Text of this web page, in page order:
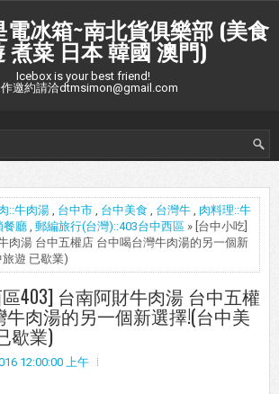
冰箱~南北貨俱樂部 (美食
煮菜 日本 韓國 澳門)
Icebox is your best friend!
邀約請洽dtmsimon@gmail.com
::牛肉湯 , 台中市 , 台中美食 , 台灣牛 , 肉料理::牛
餐廳 , 郵編旅行(台灣)::403台中西區 » [台中小吃]
肉湯 台中五權店 台中喝台灣牛肉湯的另一個新
遊 已歇業)
403] 台南阿財牛肉湯 台中五權
肉湯的另一個新選擇!(台中美
歇業)
12:00:00 上午